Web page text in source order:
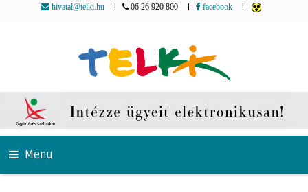
hivatal@telki.hu 06 26 920 800 facebook
Menu